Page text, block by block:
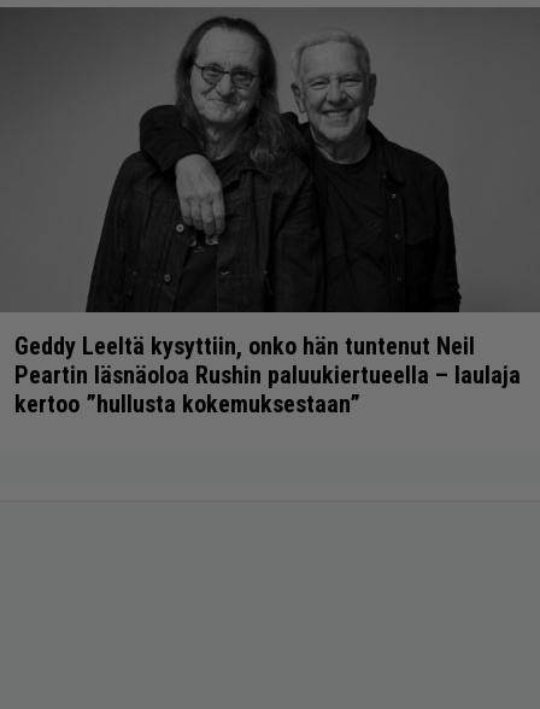
Geddy Leeltä kysyttiin, onko hän tuntenut Neil
Peartin läsnäoloa Rushin paluukiertueella – laulaja
kertoo ”hullusta kokemuksestaan”